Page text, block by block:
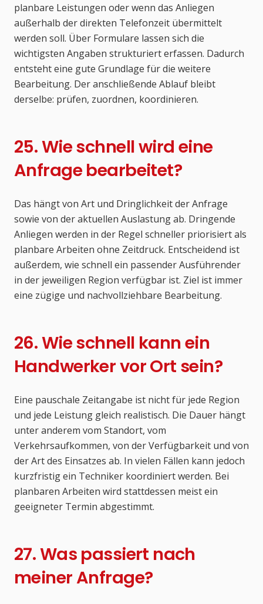
planbare Leistungen oder wenn das Anliegen
außerhalb der direkten Telefonzeit übermittelt
werden soll. Über Formulare lassen sich die
wichtigsten Angaben strukturiert erfassen. Dadurch
entsteht eine gute Grundlage für die weitere
Bearbeitung. Der anschließende Ablauf bleibt
derselbe: prüfen, zuordnen, koordinieren.
25. Wie schnell wird eine
Anfrage bearbeitet?
Das hängt von Art und Dringlichkeit der Anfrage
sowie von der aktuellen Auslastung ab. Dringende
Anliegen werden in der Regel schneller priorisiert als
planbare Arbeiten ohne Zeitdruck. Entscheidend ist
außerdem, wie schnell ein passender Ausführender
in der jeweiligen Region verfügbar ist. Ziel ist immer
eine zügige und nachvollziehbare Bearbeitung.
26. Wie schnell kann ein
Handwerker vor Ort sein?
Eine pauschale Zeitangabe ist nicht für jede Region
und jede Leistung gleich realistisch. Die Dauer hängt
unter anderem vom Standort, vom
Verkehrsaufkommen, von der Verfügbarkeit und von
der Art des Einsatzes ab. In vielen Fällen kann jedoch
kurzfristig ein Techniker koordiniert werden. Bei
planbaren Arbeiten wird stattdessen meist ein
geeigneter Termin abgestimmt.
27. Was passiert nach
meiner Anfrage?